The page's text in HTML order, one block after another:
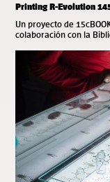
Printing R-Evolution
Un proyecto de
colaboración con la